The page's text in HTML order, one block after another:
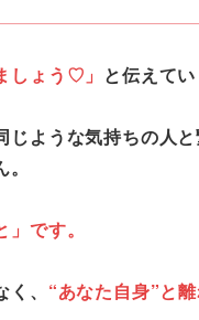
しょう♡」 と伝えて
ような気持ちの人
です。
、 “あなた自身”と